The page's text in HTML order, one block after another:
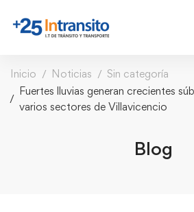
Inicio Noticias
Sin categoría
Fuertes lluvias generan crecientes
varios sectores de Villavicencio
Blog